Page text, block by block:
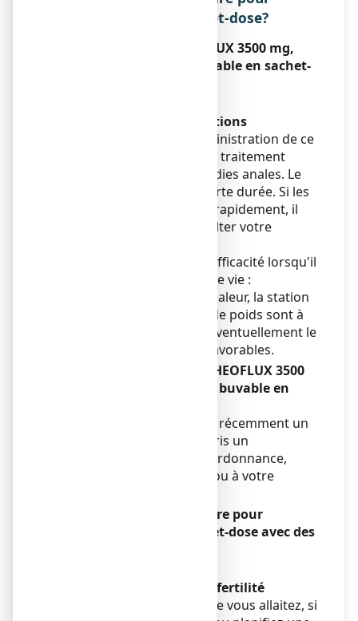
solution buvable en sachet-dose?
Ne prenez jamais RHEOFLUX 3500 mg,
poudre pour solution buvable en sachet-
Avertissements et précautions
Crise hémorroïdaire : l'administration de ce
produit ne dispense pas du traitement
spécifique des autres maladies anales. Le
traitement doit être de courte durée. Si les
symptômes ne cèdent pas rapidement, il
est indispensable de consulter votre
Ce traitement a toute son efficacité lorsqu'il
est associé à une hygiène de vie :
l'exposition au soleil, à la chaleur, la station
debout prolongée, l'excès de poids sont à
éviter, la marche à pied et éventuellement le
port de bas adaptés sont favorables.
Autres médicaments et RHEOFLUX 3500
mg, poudre pour solution buvable en
Si vous prenez ou avez pris récemment un
autre médicament, y compris un
médicament obtenu sans ordonnance,
parlez-en à votre médecin ou à votre
RHEOFLUX 3500 mg, poudre pour
solution buvable en sachet-dose avec des
Grossesse, allaitement et fertilité
Si vous êtes enceinte ou que vous allaitez, si